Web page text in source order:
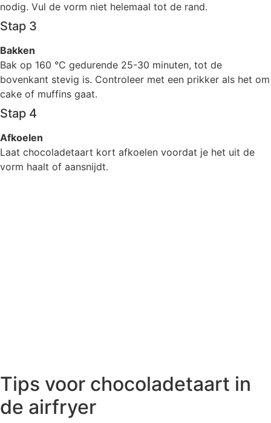
nodig. Vul de vorm niet helemaal tot de rand.
Stap 3
Bakken
Bak op 160 °C gedurende 25-30 minuten, tot de
bovenkant stevig is. Controleer met een prikker als het om
cake of muffins gaat.
Stap 4
Afkoelen
Laat chocoladetaart kort afkoelen voordat je het uit de
vorm haalt of aansnijdt.
Tips voor chocoladetaart in
de airfryer